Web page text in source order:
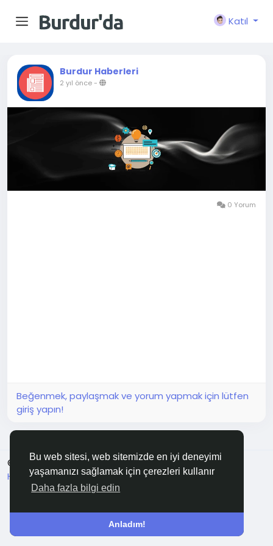
Bu web sitesi, web sitemizde en iyi deneyimi
yaşamanızı sağlamak için çerezleri kullanır
Daha fazla bilgi edin
Anladım!
Katıl
Burdur Haberleri
2 yıl önce-
0 Yorum
Beğenmek, paylaşmak ve yorum yapmak için lütfen
giriş yapın!
© 2026 Burdur
Turkish
Hakkımızda Şartlar Gizlilik Bize Ulaşın Rehber